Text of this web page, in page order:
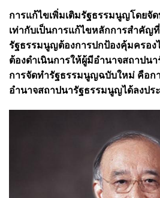
การแก้ไขเพิ่มเติมรัฐธรรมนูญโดย
เท่ากับเป็นการแก้ไขหลักการสำคัญ
รัฐธรรมนูญต้องการปกป้องคุ้มครองไ
ต้องดำเนินการให้ผู้มีอำนาจสถาปน
การจัดทำรัฐธรรมนูญฉบับใหม่ คือก
อำนาจสถาปนารัฐธรรมนูญได้ลงปร